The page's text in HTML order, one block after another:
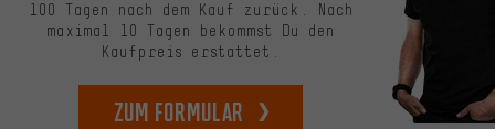
100 Tagen nach dem Kauf zurück. Nach
maximal 10 Tagen bekommst Du den
Kaufpreis erstattet.
zum Formular